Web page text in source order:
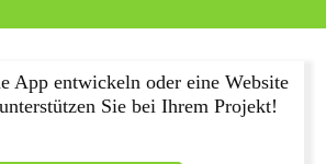
App entwickeln oder eine Website
Sie bei Ihrem Projekt!